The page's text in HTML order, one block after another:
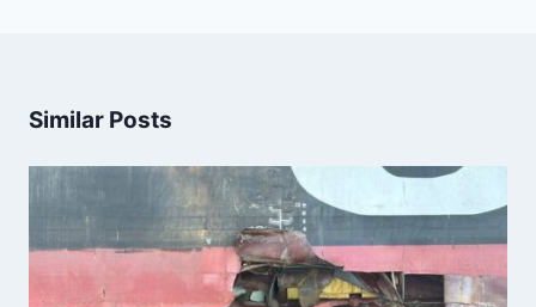
Similar Posts